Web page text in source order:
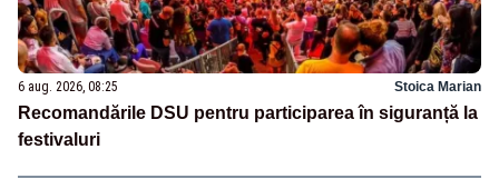
6 aug. 2026, 08:25 Stoica Marian
Recomandările DSU pentru participarea în siguranță la
festivaluri